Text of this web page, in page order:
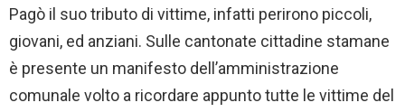
Pagò il suo tributo di vittime, infatti perirono piccoli,
giovani, ed anziani. Sulle cantonate cittadine stamane
è presente un manifesto dell’amministrazione
comunale volto a ricordare appunto tutte le vittime del